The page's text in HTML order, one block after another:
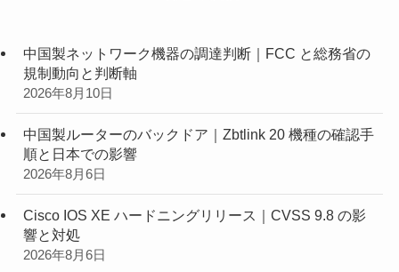
中国製ネットワーク機器の調達判断｜FCC と総務省の
規制動向と判断軸
2026年8月10日
中国製ルーターのバックドア｜Zbtlink 20 機種の確認手
順と日本での影響
2026年8月6日
Cisco IOS XE ハードニングリリース｜CVSS 9.8 の影
響と対処
2026年8月6日